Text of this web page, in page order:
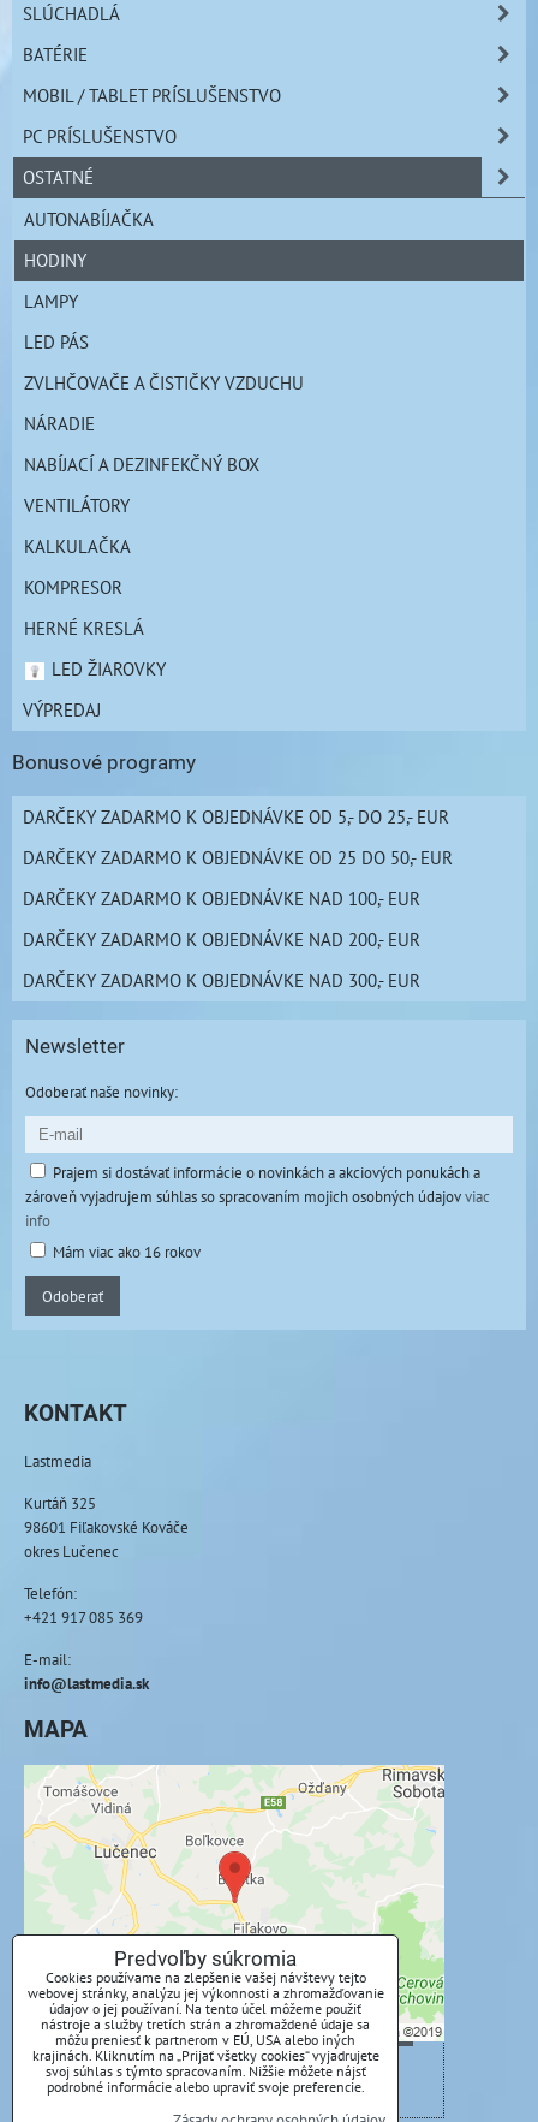
SLÚCHADLÁ
BATÉRIE
MOBIL / TABLET PRÍSLUŠENSTVO
PC PRÍSLUŠENSTVO
OSTATNÉ
AUTONABÍJAČKA
HODINY
LAMPY
LED PÁS
ZVLHČOVAČE A ČISTIČKY VZDUCHU
NÁRADIE
NABÍJACÍ A DEZINFEKČNÝ BOX
VENTILÁTORY
KALKULAČKA
KOMPRESOR
HERNÉ KRESLÁ
LED ŽIAROVKY
VÝPREDAJ
Bonusové programy
DARČEKY ZADARMO K OBJEDNÁVKE OD 5,- DO 25,- EUR
DARČEKY ZADARMO K OBJEDNÁVKE OD 25 DO 50,- EUR
DARČEKY ZADARMO K OBJEDNÁVKE NAD 100,- EUR
DARČEKY ZADARMO K OBJEDNÁVKE NAD 200,- EUR
DARČEKY ZADARMO K OBJEDNÁVKE NAD 300,- EUR
Newsletter
Odoberať naše novinky:
Prajem si dostávať informácie o novinkách a akciových ponukách a
zároveň vyjadrujem súhlas so spracovaním mojich osobných údajovviac
info
Mám viac ako 16 rokov
Odoberať
KONTAKT
Lastmedia
Kurtáň 325
98601 Fiľakovské Kováče
okres Lučenec
Telefón:
+421 917 085 369
E-mail:
info@lastmedia.sk
MAPA
Externý obsah je blokovaný Voľbami
súkromia
Prajete si načítať externý obsah?
Povoliť tentokrát
Povoliť a zapamätať - súhlas s druhom cookie:
Funkčné
Otvoriť obsah v novom okne
Predvoľby súkromia
Cookies používame na zlepšenie vašej návštevy tejto
webovej stránky, analýzu jej výkonnosti a zhromažďovanie
údajov o jej používaní. Na tento účel môžeme použiť
nástroje a služby tretích strán a zhromaždené údaje sa
môžu preniesť k partnerom v EÚ, USA alebo iných
krajinách. Kliknutím na „Prijať všetky cookies“ vyjadrujete
svoj súhlas s týmto spracovaním. Nižšie môžete nájsť
podrobné informácie alebo upraviť svoje preferencie.